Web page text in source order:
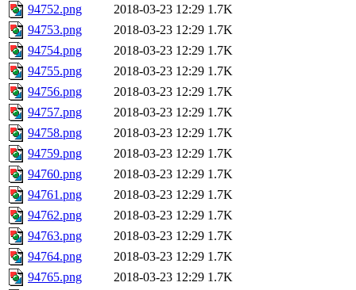
94752.png
2018-03-23 12:29 1.7K
94753.png
2018-03-23 12:29 1.7K
94754.png
2018-03-23 12:29 1.7K
94755.png
2018-03-23 12:29 1.7K
94756.png
2018-03-23 12:29 1.7K
94757.png
2018-03-23 12:29 1.7K
94758.png
2018-03-23 12:29 1.7K
94759.png
2018-03-23 12:29 1.7K
94760.png
2018-03-23 12:29 1.7K
94761.png
2018-03-23 12:29 1.7K
94762.png
2018-03-23 12:29 1.7K
94763.png
2018-03-23 12:29 1.7K
94764.png
2018-03-23 12:29 1.7K
94765.png
2018-03-23 12:29 1.7K